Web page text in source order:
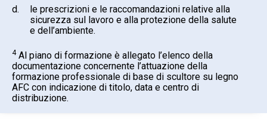
d.
le prescrizioni e le raccomandazioni relative alla
sicurezza sul lavoro e alla protezione della salute
e dell’ambiente.
4Al piano di formazione è allegato l’elenco della
documentazione concernente l’attuazione della
formazione professionale di base di scultore su legno
AFC con indicazione di titolo, data e centro di
distribuzione.